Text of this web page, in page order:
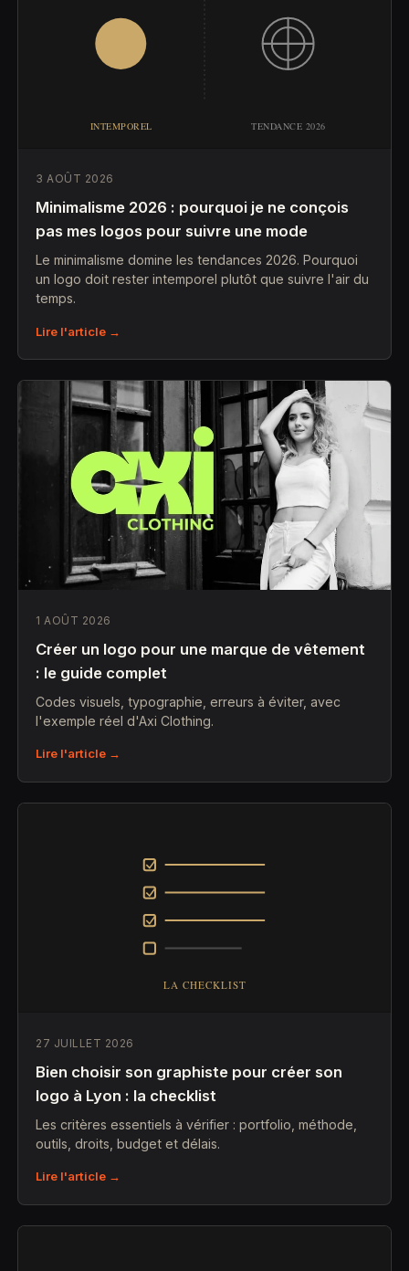
3 AOÛT 2026
Minimalisme 2026 : pourquoi je ne conçois
pas mes logos pour suivre une mode
Le minimalisme domine les tendances 2026. Pourquoi
un logo doit rester intemporel plutôt que suivre l'air du
temps.
Lire l'article →
1 AOÛT 2026
Créer un logo pour une marque de vêtement
: le guide complet
Codes visuels, typographie, erreurs à éviter, avec
l'exemple réel d'Axi Clothing.
Lire l'article →
27 JUILLET 2026
Bien choisir son graphiste pour créer son
logo à Lyon : la checklist
Les critères essentiels à vérifier : portfolio, méthode,
outils, droits, budget et délais.
Lire l'article →